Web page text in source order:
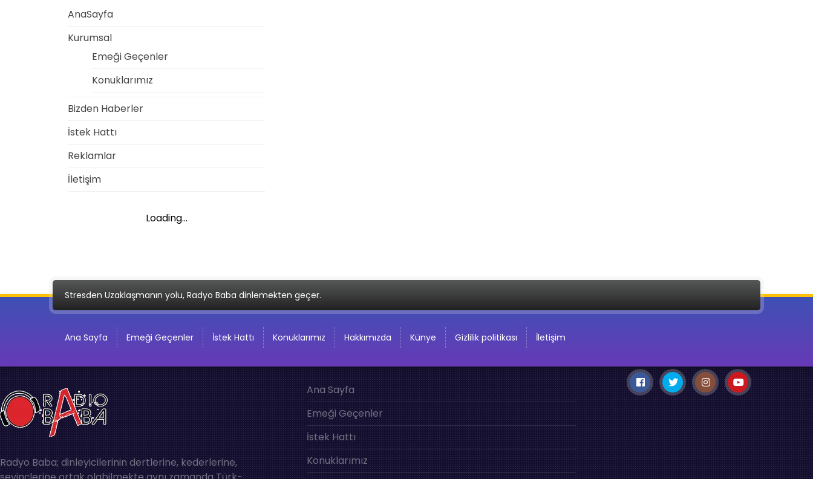
AnaSayfa
Kurumsal
Emeği Geçenler
Konuklarımız
Bizden Haberler
İstek Hattı
Reklamlar
İletişim
Loading...
Stresden Uzaklaşmanın yolu, Radyo Baba dinlemekten geçer.
Ana Sayfa Emeği Geçenler İstek Hattı Konuklarımız Hakkımızda Künye Gizlilik politikası İletişim
Radyo Baba; dinleyicilerinin dertlerine, kederlerine,
Ana Sayfa
Emeği Geçenler
İstek Hattı
Konuklarımız